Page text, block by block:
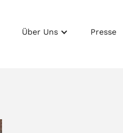
Über Uns Presse